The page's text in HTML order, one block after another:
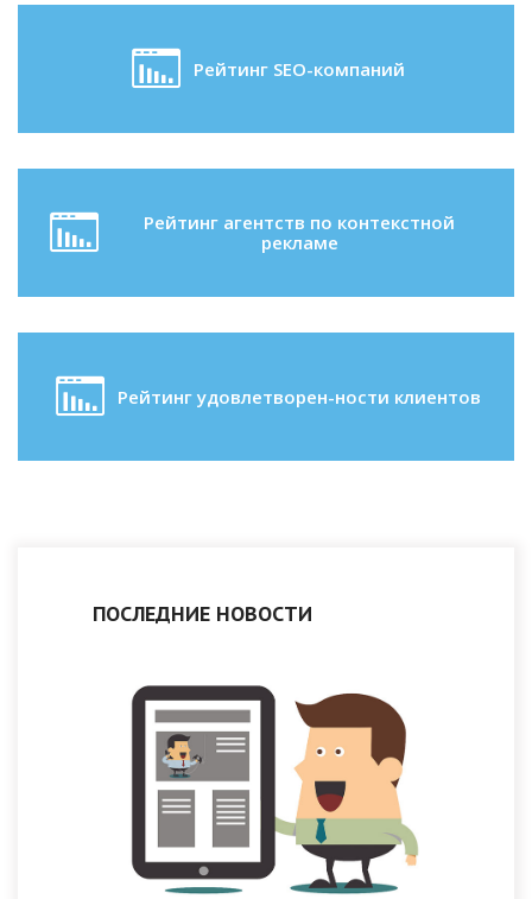
Рейтинг SEO-компаний
Рейтинг агентств по контекстной
рекламе
Рейтинг удовлетворен-ности клиентов
ПОСЛЕДНИЕ НОВОСТИ